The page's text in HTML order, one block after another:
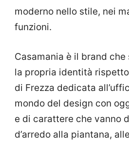
moderno nello stile, nei
funzioni.
Casamania è il brand
la propria identità
di Frezza dedicata
mondo del design con
e di carattere che vanno
d’arredo alla piantana,